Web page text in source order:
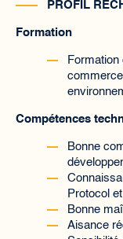
PROFIL
Formation
Compétences
Bonne
Protocol
Bonne
Aisance